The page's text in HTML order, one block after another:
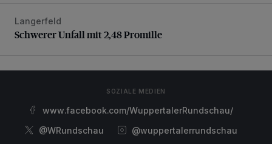
Schwerer Unfall mit 2,48 Promille
Langerfeld
Schwerer Unfall mit 2,48 Promille
SOZIALE MEDIEN
www.facebook.com/WuppertalerRundschau/
@WRundschau
@wuppertalerrundschau